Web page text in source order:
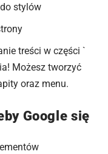
stylów
treści w części `
Możesz tworzyć
oraz menu.
Google się